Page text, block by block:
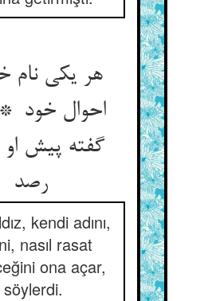
هر یکی نام
احوال خود
گفته پیش
رصد
kendi adını,
nasıl rasat
ona açar,
söylerdi.